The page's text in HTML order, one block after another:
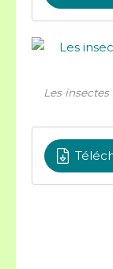
Les